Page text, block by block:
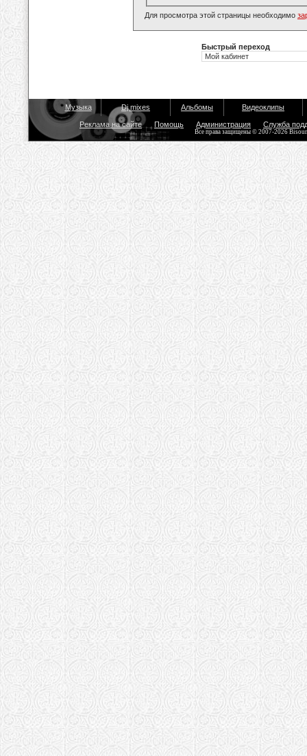
Для просмотра этой страницы необходимо
Быстрый переход
Музыка Dj mixes Альбомы Видеоклипы
Реклама на сайте Помощь Администрация Служба
Все права защищены © 2007-2026